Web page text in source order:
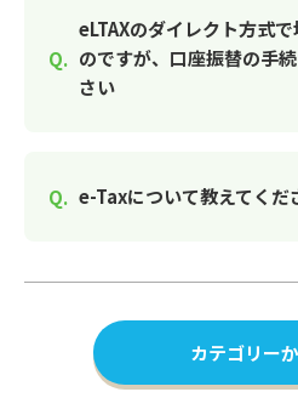
eLTAXのダイレクト方式
のですが、口座振替の手
さい
e-Taxについて教えてくだ
カテゴリー